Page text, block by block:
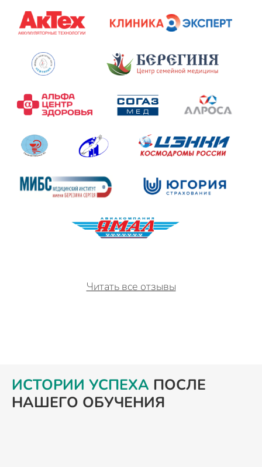
Читать все отзывы
ИСТОРИИ УСПЕХА ПОСЛЕ
НАШЕГО ОБУЧЕНИЯ